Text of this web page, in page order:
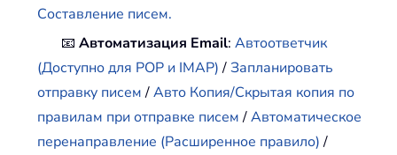
Составление писем.
📧Автоматизация Email:Автоответчик
(Доступно для POP и IMAP)/Запланировать
отправку писем/Авто Копия/Скрытая копия по
правилам при отправке писем/Автоматическое
перенаправление (Расширенное правило)/